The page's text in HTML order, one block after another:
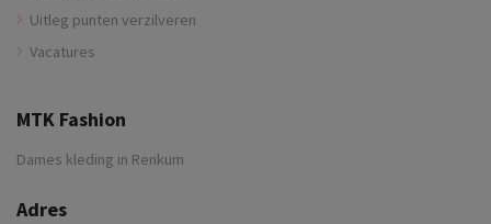
Uitleg punten verzilveren
Vacatures
MTK Fashion
Dames kleding in Renkum
Adres